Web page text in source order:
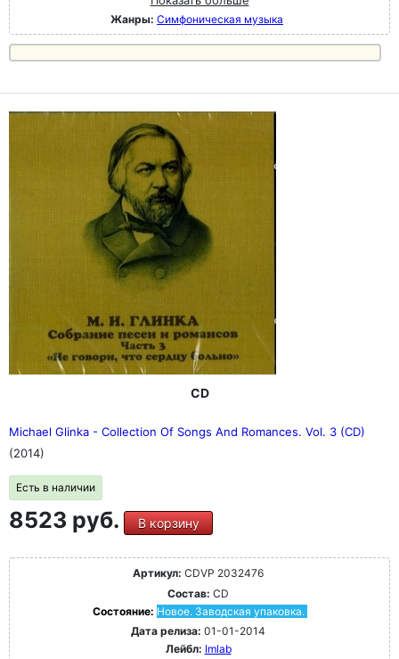
Жанры: Симфоническая музыка
CD
Michael Glinka - Collection Of Songs And Romances. Vol. 3 (CD)
(2014)
Есть в наличии
8523 руб. В корзину
Артикул: CDVP 2032476
Состав: CD
Состояние: Новое. Заводская упаковка.
Дата релиза: 01-01-2014
Лейбл: Imlab